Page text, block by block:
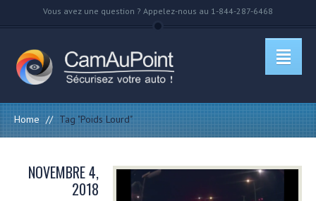
Vous avez une question ? Appelez-nous au 1-844-287-6468
Home // Tag "Poids Lourd"
NOVEMBRE 4,
2018